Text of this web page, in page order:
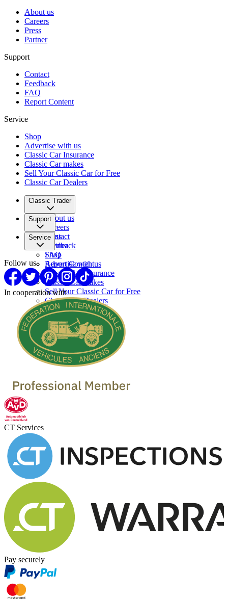
About us
Careers
Press
Partner
Support
Contact
Feedback
FAQ
Report Content
Service
Shop
Advertise with us
Classic Car Insurance
Classic Car makes
Sell Your Classic Car for Free
Classic Car Dealers
Classic Trader
About us
Careers
Press
Partner
Support
Contact
Feedback
FAQ
Report Content
Service
Shop
Advertise with us
Classic Car Insurance
Classic Car makes
Sell Your Classic Car for Free
Classic Car Dealers
Follow us
In cooperation with
CT Services
Pay securely